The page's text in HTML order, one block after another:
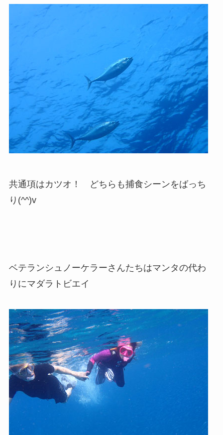
共通項はカツオ！ どちらも捕食シーンをばっち
り(^^)v
ベテランシュノーケラーさんたちはマンタの代わ
りにマダラトビエイ